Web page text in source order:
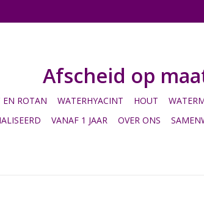
Afscheid op
EN ROTAN WATERHYACINT HOUT
VANAF 1 JAAR OVER ONS